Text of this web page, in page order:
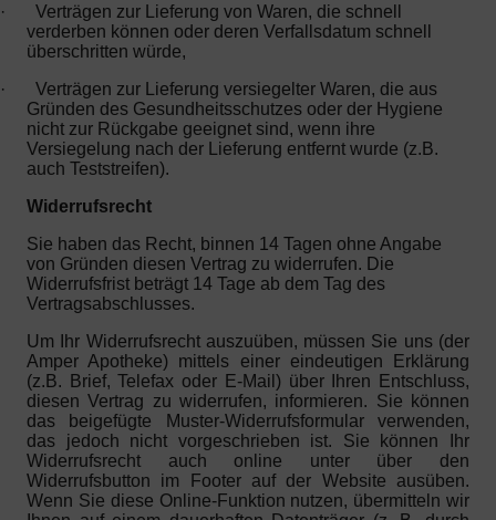
·
Verträgen zur Lieferung von Waren, die schnell
verderben können oder deren Verfallsdatum schnell
überschritten würde,
·
Verträgen zur Lieferung versiegelter Waren, die aus
Gründen des Gesundheitsschutzes oder der Hygiene
nicht zur Rückgabe geeignet sind, wenn ihre
Versiegelung nach der Lieferung entfernt wurde (z.B.
auch Teststreifen).
Widerrufsrecht
Sie haben das Recht, binnen 14 Tagen ohne Angabe
von Gründen diesen Vertrag zu widerrufen. Die
Widerrufsfrist beträgt 14 Tage ab dem Tag des
Vertragsabschlusses.
Um Ihr Widerrufsrecht auszuüben, müssen Sie uns (der
Amper Apotheke) mittels einer eindeutigen Erklärung
(z.B. Brief, Telefax oder E-Mail) über Ihren Entschluss,
diesen Vertrag zu widerrufen, informieren. Sie können
das beigefügte Muster-Widerrufsformular verwenden,
das jedoch nicht vorgeschrieben ist. Sie können Ihr
Widerrufsrecht auch online unter über den
Widerrufsbutton im Footer auf der Website ausüben.
Wenn Sie diese Online-Funktion nutzen, übermitteln wir